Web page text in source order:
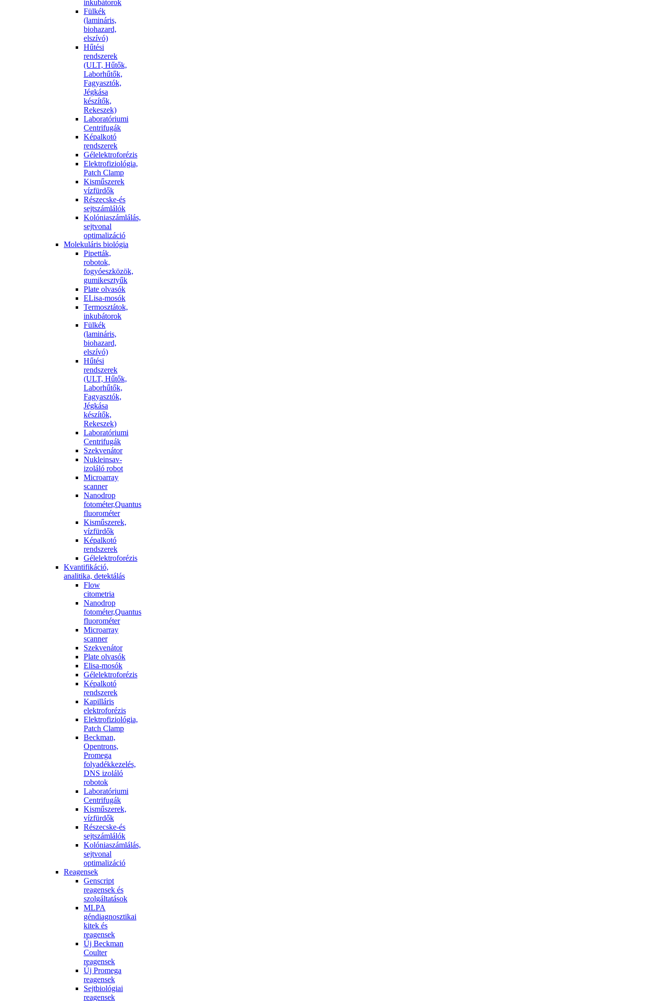
inkubátorok
Fülkék
(lamináris,
biohazard,
elszívó)
Hűtési
rendszerek
(ULT, Hűtők,
Laborhűtők,
Fagyasztók,
Jégkása
készítők,
Rekeszek)
Laboratóriumi
Centrifugák
Képalkotó
rendszerek
Gélelektroforézis
Elektrofiziológia,
Patch Clamp
Kisműszerek
vízfürdők
Részecske-és
sejtszámlálók
Kolóniaszámlálás,
sejtvonal
optimalizáció
Molekuláris biológia
Pipetták,
robotok,
fogyóeszközök,
gumikesztyűk
Plate olvasók
ELisa-mosók
Termosztátok,
inkubátorok
Fülkék
(lamináris,
biohazard,
elszívó)
Hűtési
rendszerek
(ULT, Hűtők,
Laborhűtők,
Fagyasztók,
Jégkása
készítők,
Rekeszek)
Laboratóriumi
Centrifugák
Szekvenátor
Nukleinsav-
izoláló robot
Microarray
scanner
Nanodrop
fotométer,Quantus
fluorométer
Kisműszerek,
vízfürdők
Képalkotó
rendszerek
Gélelektroforézis
Kvantifikáció,
analitika, detektálás
Flow
citometria
Nanodrop
fotométer,Quantus
fluorométer
Microarray
scanner
Szekvenátor
Plate olvasók
Elisa-mosók
Gélelektroforézis
Képalkotó
rendszerek
Kapilláris
elektroforézis
Elektrofiziológia,
Patch Clamp
Beckman,
Opentrons,
Promega
folyadékkezelés,
DNS izoláló
robotok
Laboratóriumi
Centrifugák
Kisműszerek,
vízfürdők
Részecske-és
sejtszámlálók
Kolóniaszámlálás,
sejtvonal
optimalizáció
Reagensek
Genscript
reagensek és
szolgáltatások
MLPA
géndiagnosztikai
kitek és
reagensek
Új Beckman
Coulter
reagensek
Új Promega
reagensek
Sejtbiológiai
reagensek